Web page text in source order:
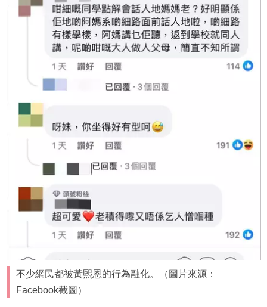
不少網民都被黃熙恩的行為融化。（圖片來源：
Facebook截圖）